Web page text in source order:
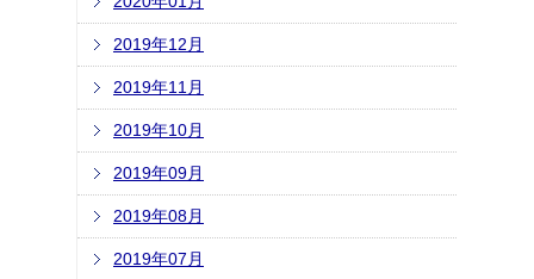
2019年12月
2019年11月
2019年10月
2019年09月
2019年08月
2019年07月